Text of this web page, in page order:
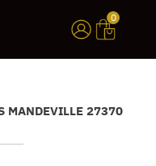
0
MANDEVILLE 27370